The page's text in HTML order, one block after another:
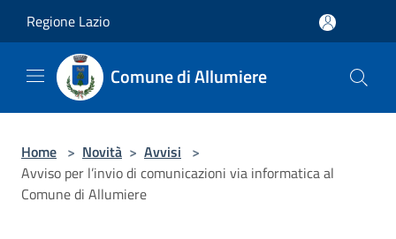
Regione Lazio
Comune di Allumiere
Home > Novità > Avvisi >
Avviso per l’invio di comunicazioni via informatica al
Comune di Allumiere